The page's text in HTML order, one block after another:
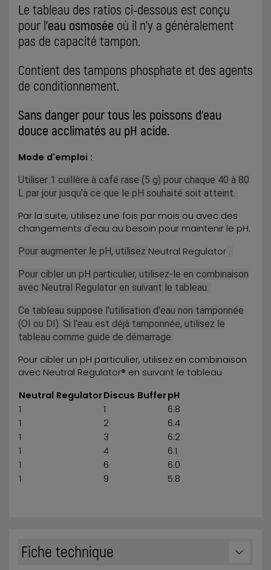
Le tableau des ratios ci-dessous est conçu
pour l'eau osmosée où il n'y a généralement
pas de capacité tampon.
Contient des tampons phosphate et des agents
de conditionnement.
Sans danger pour tous les poissons d'eau
douce acclimatés au pH acide.
Mode d'emploi :
Utiliser 1 cuillère à café rase (5 g) pour chaque 40 à 80
L par jour jusqu'à ce que le pH souhaité soit atteint.
Par la suite, utilisez une fois par mois ou avec des
changements d'eau au besoin pour maintenir le pH.
Pour augmenter le pH, utilisez Neutral Regulator .
Pour cibler un pH particulier, utilisez-le en combinaison
avec Neutral Regulator en suivant le tableau.
Ce tableau suppose l'utilisation d'eau non tamponnée
(OI ou DI). Si l'eau est déjà tamponnée, utilisez le
tableau comme guide de démarrage.
Pour cibler un pH particulier, utilisez en combinaison
avec Neutral Regulator® en suivant le tableau
Neutral RegulatorDiscus BufferpH
1
1
6.8
1
2
6.4
1
3
6.2
1
4
6.1
1
6
6.0
1
9 5.8
Fiche technique